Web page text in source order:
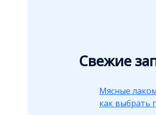
Свежие
Мясные
как выбрать